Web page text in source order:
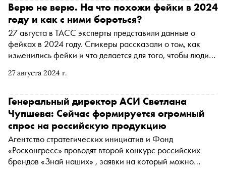
27 августа 2024 г.
Верю не верю. На что похожи фейки в 2024
году и как с ними бороться?
27 августа в ТАСС эксперты представили данные о
фейках в 2024 году. Спикеры рассказали о том, как
изменились фейки и что делается для того, чтобы люди
фейковой
Генеральный директор АСИ Светлана
Чупшева: Сейчас формируется огромный
спрос на российскую продукцию
Агентство стратегических инициатив и Фонд
«Росконгресс» проводят второй конкурс российских
брендов «Знай наших» , заявки на который можно